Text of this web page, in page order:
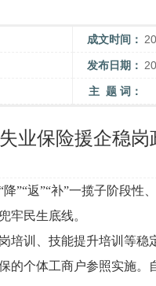
成文时间：
发布日期：
主 题 词：
业保险援企稳岗
”“返”“补”一揽子阶段
牢民生底线。
训、技能提升培训等稳
个体工商户参照实施